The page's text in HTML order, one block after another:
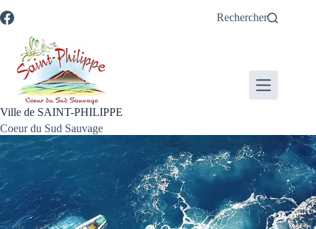
au
au
à
recherche
au
Rechercher
Ville de SAINT-PHILIPPE
Coeur du Sud Sauvage